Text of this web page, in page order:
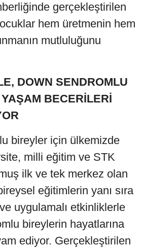
gerçekleştirilen
hem üretmenin hem
mutluluğunu
DOWN SENDROMLU
BECERİLERİ
bireyler için ülkemizde
milli eğitim ve STK
ilk ve tek merkez olan
eğitimlerin yanı sıra
uygulamalı etkinliklerle
bireylerin hayatlarına
ediyor. Gerçekleştirilen